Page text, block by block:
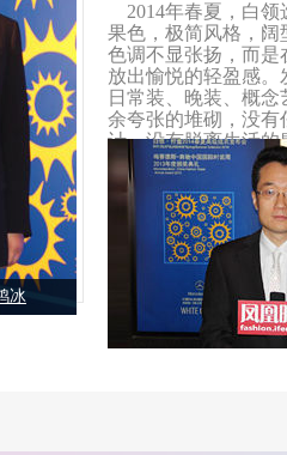
冰
2014年春夏，白领
果色，极简风格，阔
色调不显张扬，而是
放出愉悦的轻盈感
日常装、晚装、概
余夸张的堆砌，没有
计，没有脱离生活的
时装发布再次回归